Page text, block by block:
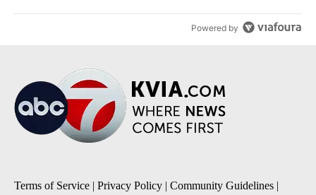
Powered by
Terms of Service | Privacy Policy | Community Guidelines |